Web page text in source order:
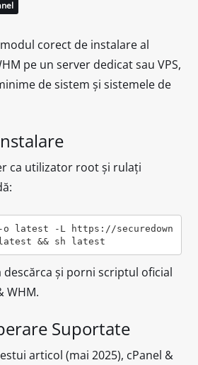
corect de instalare al
pe un server dedicat sau VPS,
de sistem și sistemele de
ca utilizator root și rulați
o latest -L https://securedown
&& sh latest
descărca și porni scriptul oficial
WHM.
Suportate
articol (mai 2025), cPanel &